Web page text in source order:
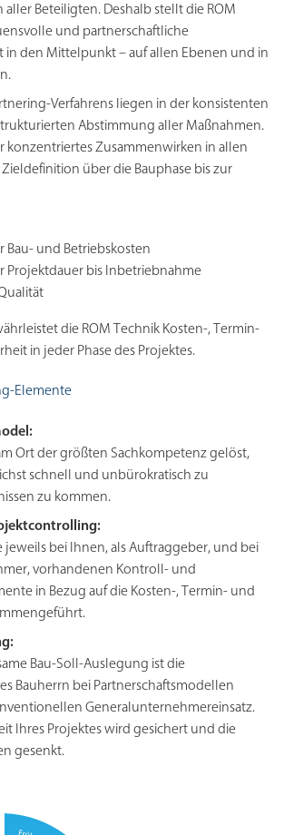
Beteiligten. Deshalb stellt die ROM
und partnerschaftliche
in den Mittelpunkt – auf allen Ebenen und in
Verfahrens liegen in der konsistenten
Abstimmung aller Maßnahmen.
konzentriertes Zusammenwirken in allen
über die Bauphase bis zur
Bau- und Betriebskosten
Projektdauer bis Inbetriebnahme
die ROM Technik Kosten-, Termin-
in jeder Phase des Projektes.
Elemente
Ort der größten Sachkompetenz gelöst,
schnell und unbürokratisch zu
zu kommen.
jeweils bei Ihnen, als Auftraggeber, und bei
vorhandenen Kontroll- und
in Bezug auf die Kosten-, Termin- und
Bau-Soll-Auslegung ist die
Bauherrn bei Partnerschaftsmodellen
Generalunternehmereinsatz.
Ihres Projektes wird gesichert und die
gesenkt.